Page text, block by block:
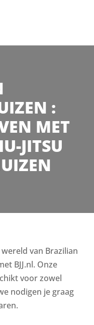
:
MET
JITSU
van Brazilian
BJJ.nl. Onze
voor zowel
nodigen je graag